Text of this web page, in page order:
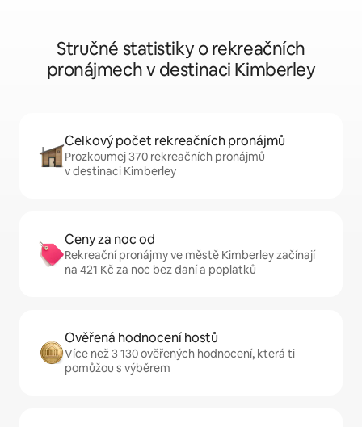
Stručné statistiky o rekreačních
pronájmech v destinaci Kimberley
Celkový počet rekreačních pronájmů
Prozkoumej 370 rekreačních pronájmů
v destinaci Kimberley
Ceny za noc od
Rekreační pronájmy ve městě Kimberley začínají
na 421 Kč za noc bez daní a poplatků
Ověřená hodnocení hostů
Více než 3 130 ověřených hodnocení, která ti
pomůžou s výběrem